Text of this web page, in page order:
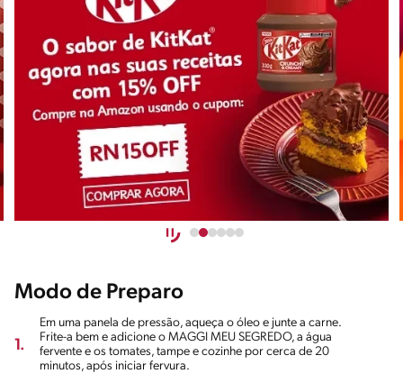
Modo de Preparo
1.
Em uma panela de pressão, aqueça o óleo e junte a carne.
Frite-a bem e adicione o MAGGI MEU SEGREDO, a água
fervente e os tomates, tampe e cozinhe por cerca de 20
minutos, após iniciar fervura.